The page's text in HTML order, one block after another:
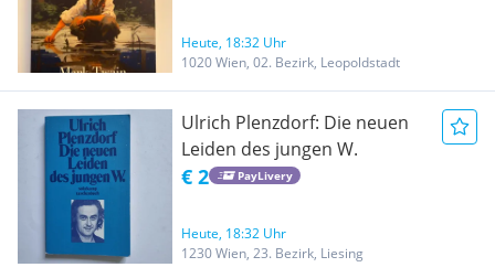
Heute, 18:32 Uhr
1020 Wien, 02. Bezirk, Leopoldstadt
Ulrich Plenzdorf: Die neuen
Leiden des jungen W.
€ 2 PayLivery
Heute, 18:32 Uhr
1230 Wien, 23. Bezirk, Liesing